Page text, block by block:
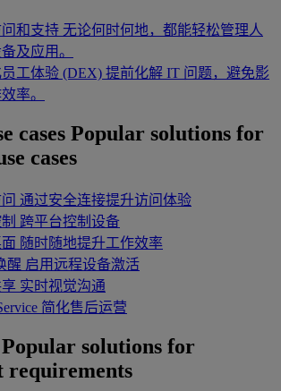
和支持 无论何时何地，都能轻松管理人
及应用。
工体验 (DEX) 提前化解 IT 问题，避免影
率。
cases Popular solutions for
cases
通过安全连接提升访问体验
跨平台控制设备
随时随地提升工作效率
醒 启用远程设备激活
实时视觉沟通
简化售后运营
Popular solutions for
requirements